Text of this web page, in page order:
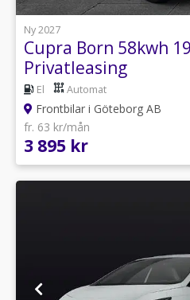
Ny 2027
Cupra Born 58kwh
Privatleasing
El Automat
Frontbilar i Göteborg AB
fr. 63 kr/mån
3 895 kr